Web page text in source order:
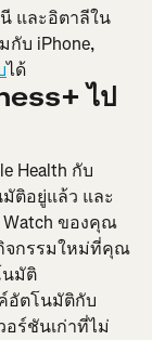
และอิตาลีใน
กับ iPhone,
ได้
ไป
Health กับ
ติอยู่แล้ว และ
Watch ของคุณ
จกรรมใหม่ที่คุณ
นมัติ
อัตโนมัติกับ
ร์ชันเก่าที่ไม่